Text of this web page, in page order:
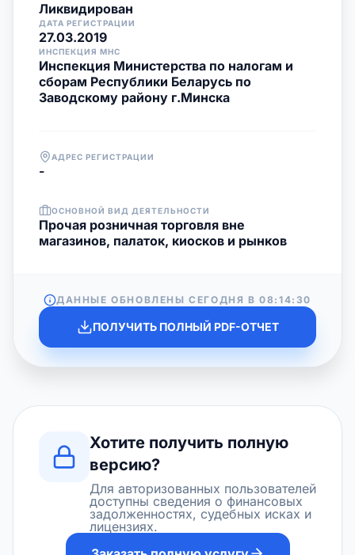
Ликвидирован
ДАТА РЕГИСТРАЦИИ
27.03.2019
ИНСПЕКЦИЯ МНС
Инспекция Министерства по налогам и
сборам Республики Беларусь по
Заводскому району г.Минска
АДРЕС РЕГИСТРАЦИИ
-
ОСНОВНОЙ ВИД ДЕЯТЕЛЬНОСТИ
Прочая розничная торговля вне
магазинов, палаток, киосков и рынков
ДАННЫЕ ОБНОВЛЕНЫ СЕГОДНЯ В08:14:30
ПОЛУЧИТЬ ПОЛНЫЙ PDF-ОТЧЕТ
Хотите получить полную
версию?
Для авторизованных пользователей
доступны сведения о финансовых
задолженностях, судебных исках и
лицензиях.